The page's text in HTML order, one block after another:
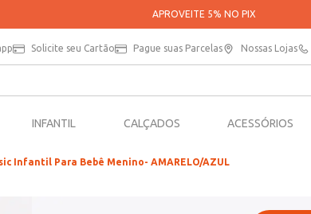
PARCELE SUAS COMPRAS EM ATÉ 5X SEM JUROS*
Solicite seu Cartão Pague suas Parcelas Nossas Lojas
INFANTIL CALÇADOS ACESSÓRIOS
Infantil Para Bebê Menino- AMARELO/AZUL